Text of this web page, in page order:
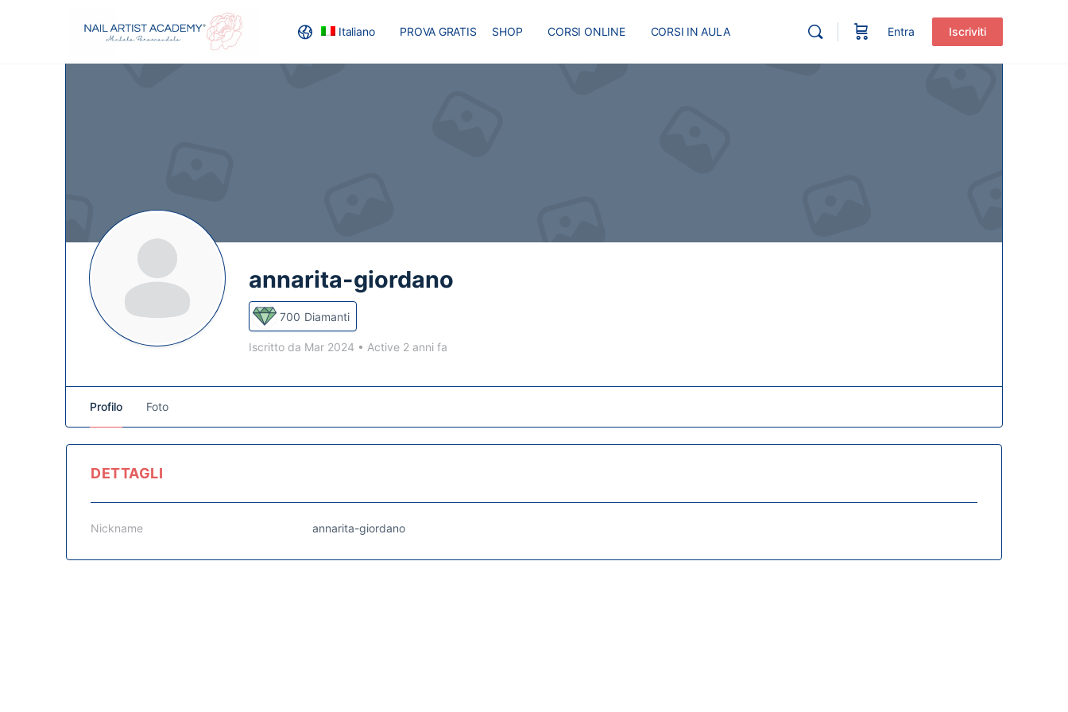
Italiano PROVA GRATIS SHOP CORSI ONLINE CORSI IN AULA Entra Iscriviti
annarita-giordano
700 Diamanti
Iscritto da Mar 2024 • Active 2 anni fa
Profilo Foto
DETTAGLI
Nickname annarita-giordano